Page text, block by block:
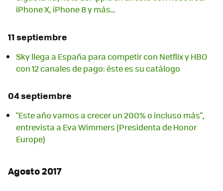
iPhone X, iPhone 8 y más...
11 septiembre
Sky llega a España para competir con Netflix y HBO
con 12 canales de pago: éste es su catálogo
04 septiembre
"Este año vamos a crecer un 200% o incluso más",
entrevista a Eva​ Wimmers (Presidenta de Honor
Europe)
Agosto 2017